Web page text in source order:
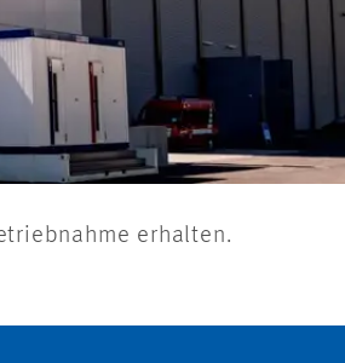
erhalten.